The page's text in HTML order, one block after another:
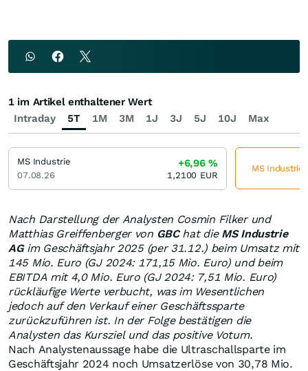
Nach Darstellung der Analysten Cosmin Filker und
Matthias Greiffenberger von GBChat die MS Industrie
AGim Geschäftsjahr 2025 (per 31.12.) beim Umsatz mit
145 Mio. Euro (GJ 2024: 171,15 Mio. Euro) und beim
EBITDA mit 4,0 Mio. Euro (GJ 2024: 7,51 Mio. Euro)
rückläufige Werte verbucht, was im Wesentlichen
jedoch auf den Verkauf einer Geschäftssparte
zurückzuführen ist. In der Folge bestätigen die
Analysten das Kursziel und das positive Votum.
Nach Analystenaussage habe die Ultraschallsparte im
Geschäftsjahr 2024 noch Umsatzerlöse von 30,78 Mio.
Intraday 5T 1M 3M 1J 3J 5J 10J Max
1 im Artikel enthaltener Wert
MS Industrie
07.08.26
+6,96%
1,2100 EUR
MS Industrie